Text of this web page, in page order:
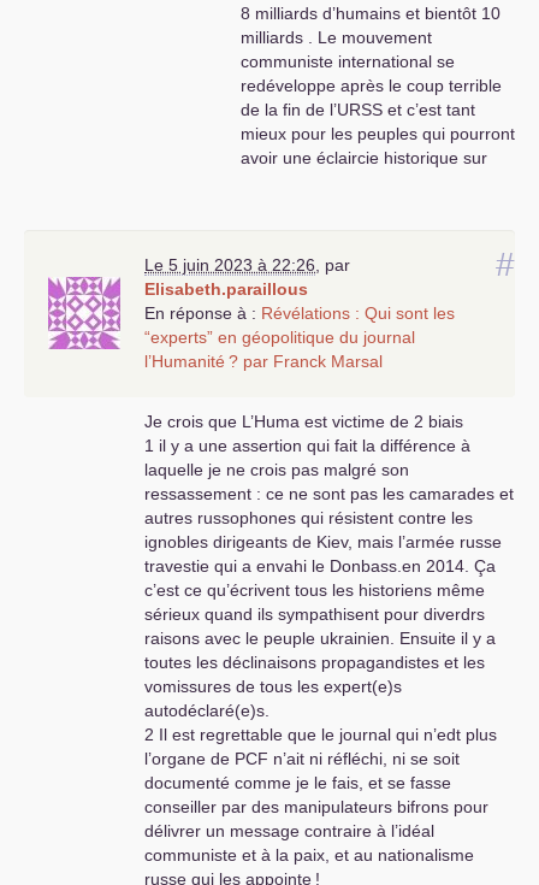
8 milliards d’humains et bientôt 10
milliards . Le mouvement
communiste international se
redéveloppe après le coup terrible
de la fin de l’URSS et c’est tant
mieux pour les peuples qui pourront
avoir une éclaircie historique sur
d’autres pays d’Afrique ,
posent la question de sortir du
capitalisme influencé pat l’occident
dépravé et en phase de
Alors en France comme en Italie-
Espagne la question se pose, d’où
le choix de ces bourgeoisies de
mettre au pouvoir l’extrème-droite
alliée à la droite la plus
conservatrice commeLR-
Renaissance en France , d’ailleurs
cela s’est fait en Italie récemment
comme en Suède-Finlande et
bientôt en Espagne. Ce choix
bourgeois est obligatoire pour
empêcher par la force l’expression
populaire de changement,
l’exemple des retraites en est la
signification exemplaire.
Alors la bataille de la Russie contre
l’Ukraine nazifiée est d’une logique
implacable pour ne pas faire
sombrer toute l’Europe dans le
Nazisme modernisé à la sauce
#
Le 5 juin 2023 à 22:26
par
Elisabeth.paraillous
En réponse à : Révélations : Qui sont les
“experts” en géopolitique du journal
l’Humanité ? par Franck Marsal
Je crois que L’Huma est victime de 2 biais
1 il y a une assertion qui fait la différence à
laquelle je ne crois pas malgré son
ressassement : ce ne sont pas les camarades et
autres russophones qui résistent contre les
ignobles dirigeants de Kiev, mais l’armée russe
travestie qui a envahi le Donbass.en 2014. Ça
c’est ce qu’écrivent tous les historiens même
sérieux quand ils sympathisent pour diverdrs
raisons avec le peuple ukrainien. Ensuite il y a
toutes les déclinaisons propagandistes et les
vomissures de tous les expert(e)s
autodéclaré(e)s.
2 Il est regrettable que le journal qui n’edt plus
l’organe de PCF n’ait ni réfléchi, ni se soit
documenté comme je le fais, et se fasse
conseiller par des manipulateurs bifrons pour
délivrer un message contraire à l’idéal
communiste et à la paix, et au nationalisme
russe qui les appointe !